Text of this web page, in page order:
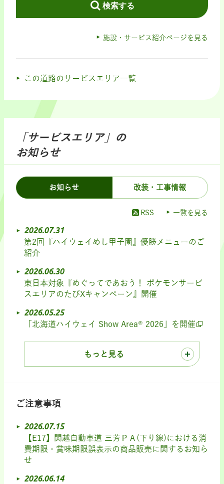
検索する
施設・サービス紹介ページを見る
この道路のサービスエリア一覧
「サービスエリア」の
お知らせ
お知らせ 改装・工事情報
RSS 一覧を見る
2026.07.31
第2回『ハイウェイめし甲子園』優勝メニューのご
紹介
2026.06.30
東日本対象『めぐってであおう！ ポケモンサービ
スエリアのたびXキャンペーン』開催
2026.05.25
「北海道ハイウェイ Show Area® 2026」を開催
もっと見る
ご注意事項
2026.07.15
【E17】関越自動車道 三芳ＰＡ(下り線)における消
費期限・賞味期限誤表示の商品販売に関するお知ら
せ
2026.06.14